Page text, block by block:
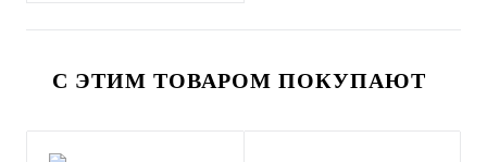
С ЭТИМ ТОВАРОМ ПОКУПАЮТ